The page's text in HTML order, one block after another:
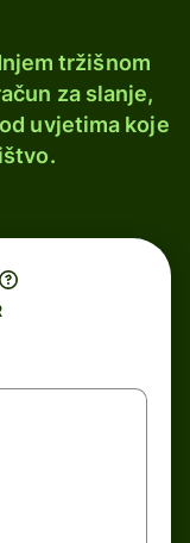
tržišnom
za slanje,
uvjetima koje